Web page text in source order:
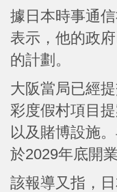
據日本時事通
表示，他的政
的計劃。
大阪當局已經
彩度假村項目
以及賭博設施
於2029年底開業
該報導又指，